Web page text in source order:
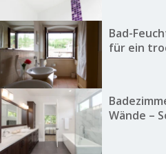
Bad-
für ein
Wände –